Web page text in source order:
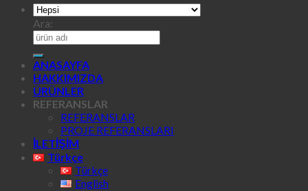
Ara:
ANASAYFA
HAKKIMIZDA
ÜRÜNLER
REFERANSLAR
REFERANSLAR
PROJE REFERANSLARI
İLETİŞİM
Türkçe
Türkçe
English